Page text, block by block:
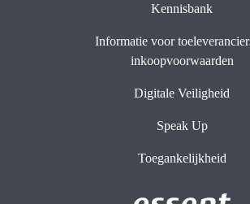
Kennisbank
Informatie voor
inkoopvoorwaarden
Digitale Veiligheid
Speak Up
Toegankelijkheid